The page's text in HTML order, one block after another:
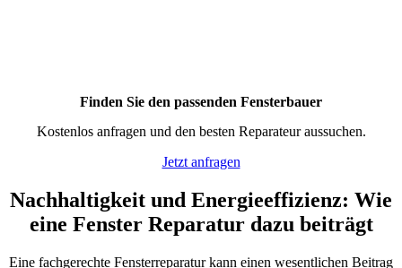
Finden Sie den passenden Fensterbauer
Kostenlos anfragen und den besten Reparateur aussuchen.
Jetzt anfragen
Nachhaltigkeit und Energieeffizienz: Wie
eine Fenster Reparatur dazu beiträgt
Eine fachgerechte Fensterreparatur kann einen wesentlichen Beitrag